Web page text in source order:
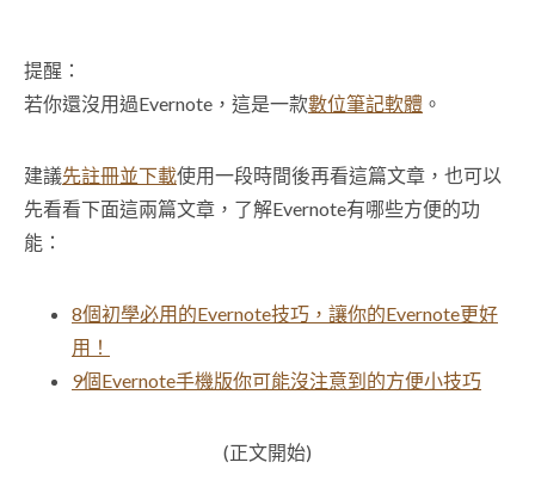
提醒：
若你還沒用過Evernote，這是一款數位筆記軟體 。
建議先註冊並下載使用一段時間後再看這篇文章，也可以
先看看下面這兩篇文章，了解Evernote有哪些方便的功
能：
8個初學必用的Evernote技巧，讓你的Evernote更好
用！
9個Evernote手機版你可能沒注意到的方便小技巧
(正文開始)